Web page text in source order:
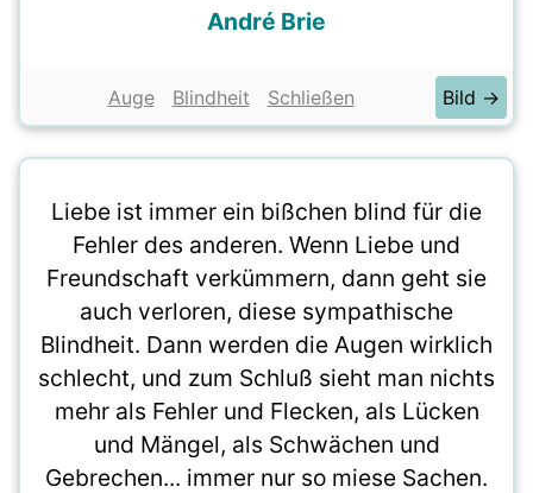
André Brie
Auge Blindheit Schließen Bild →
Liebe ist immer ein bißchen blind für die
Fehler des anderen. Wenn Liebe und
Freundschaft verkümmern, dann geht sie
auch verloren, diese sympathische
Blindheit. Dann werden die Augen wirklich
schlecht, und zum Schluß sieht man nichts
mehr als Fehler und Flecken, als Lücken
und Mängel, als Schwächen und
Gebrechen... immer nur so miese Sachen.